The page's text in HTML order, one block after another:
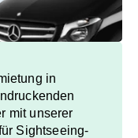
in
mit unserer
Sightseeing-